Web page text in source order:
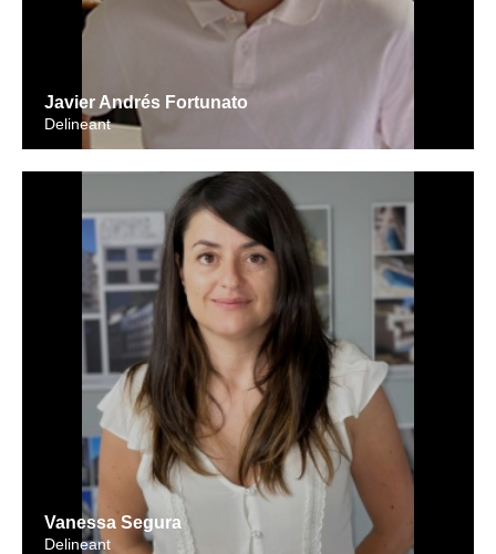
Javier Andrés Fortunato
Delineant
Vanessa Segura
Delineant